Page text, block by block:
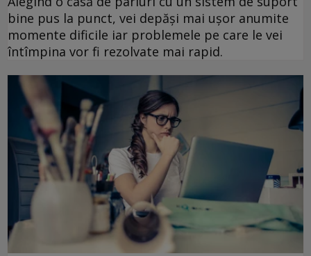
bine pus la punct, vei depăși mai ușor anumite
momente dificile iar problemele pe care le vei
întîmpina vor fi rezolvate mai rapid.